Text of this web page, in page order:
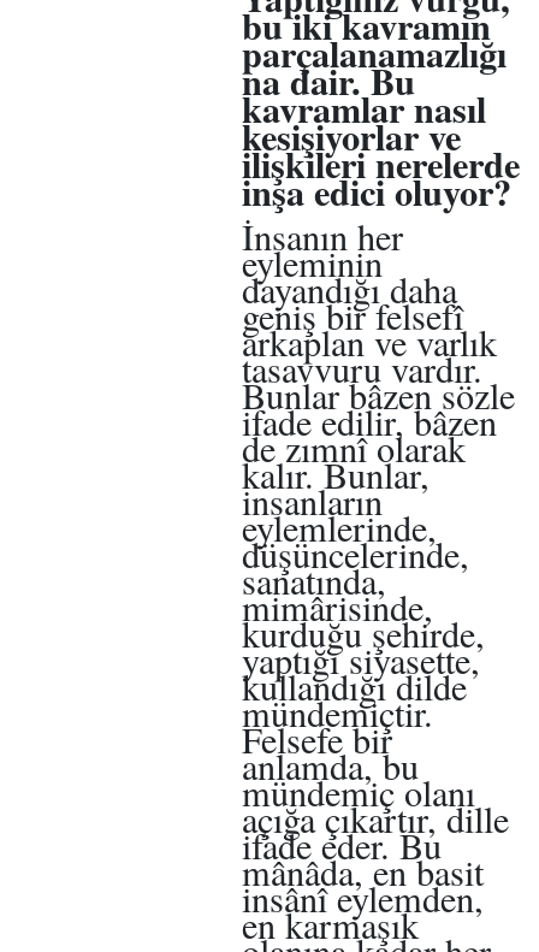
bu iki kavramın
parçalanamazlığı
na dair. Bu
kavramlar nasıl
kesişiyorlar ve
ilişkileri nerelerde
inşa edici oluyor?
İnsanın her
eyleminin
dayandığı daha
geniş bir felsefî
arkaplan ve varlık
tasavvuru vardır.
Bunlar bâzen sözle
ifade edilir, bâzen
de zımnî olarak
kalır. Bunlar,
insanların
eylemlerinde,
düşüncelerinde,
sanatında,
mimârisinde,
kurduğu şehirde,
yaptığı siyasette,
kullandığı dilde
mündemiçtir.
Felsefe bir
anlamda, bu
mündemiç olanı
açığa çıkartır, dille
ifade eder. Bu
mânâda, en basit
insânî eylemden,
en karmaşık